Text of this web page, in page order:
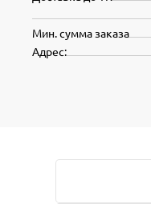
Мин. сумма заказа
Адрес: